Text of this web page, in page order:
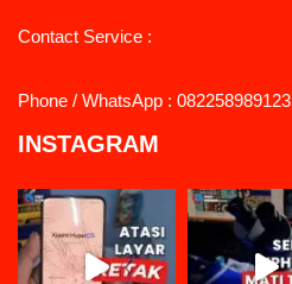
Contact Service :
Phone / WhatsApp : 082258989123
INSTAGRAM